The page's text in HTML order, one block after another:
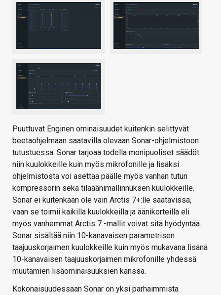
Puuttuvat Enginen ominaisuudet kuitenkin selittyvät
beetaohjelmaan saatavilla olevaan Sonar-ohjelmistoon
tutustuessa. Sonar tarjoaa todella monipuoliset säädöt
niin kuulokkeille kuin myös mikrofonille ja lisäksi
ohjelmistosta voi asettaa päälle myös vanhan tutun
kompressorin sekä tilaäänimallinnuksen kuulokkeille.
Sonar ei kuitenkaan ole vain Arctis 7+:lle saatavissa,
vaan se toimii kaikilla kuulokkeilla ja äänikorteilla eli
myös vanhemmat Arctis 7 -mallit voivat sitä hyödyntää.
Sonar sisältää niin 10-kanavaisen parametrisen
taajuuskorjaimen kuulokkeille kuin myös mukavana lisänä
10-kanavaisen taajuuskorjaimen mikrofonille yhdessä
muutamien lisäominaisuuksien kanssa.
Kokonaisuudessaan Sonar on yksi parhaimmista